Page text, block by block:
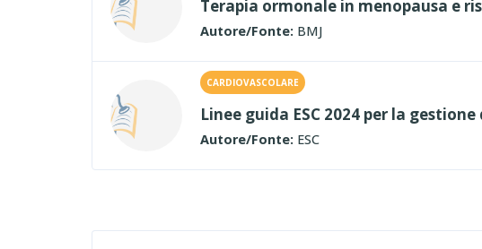
Terapia ormonale in menopausa e
Autore/Fonte: BMJ
CARDIOVASCOLARE
Linee guida ESC 2024 per la
Autore/Fonte: ESC